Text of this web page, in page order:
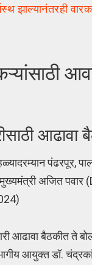
पंढरपूर,
अजित पवार
आढावा बैठकीत ते
आयुक्त डॉ.